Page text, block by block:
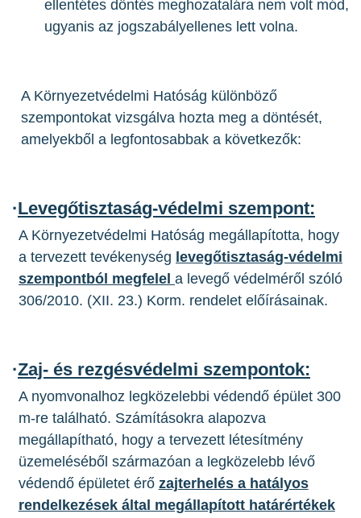
ellentétes döntés meghozatalára nem volt mód,
ugyanis az jogszabályellenes lett volna.
A Környezetvédelmi Hatóság különböző
szempontokat vizsgálva hozta meg a döntését,
amelyekből a legfontosabbak a következők:
·Levegőtisztaság-védelmi szempont:
A Környezetvédelmi Hatóság megállapította, hogy
a tervezett tevékenység levegőtisztaság-védelmi
szempontból megfelel a levegő védelméről szóló
306/2010. (XII. 23.) Korm. rendelet előírásainak.
·Zaj- és rezgésvédelmi szempontok:
A nyomvonalhoz legközelebbi védendő épület 300
m-re található. Számításokra alapozva
megállapítható, hogy a tervezett létesítmény
üzemeléséből származóan a legközelebb lévő
védendő épületet érő zajterhelés a hatályos
rendelkezések által megállapított határértékek